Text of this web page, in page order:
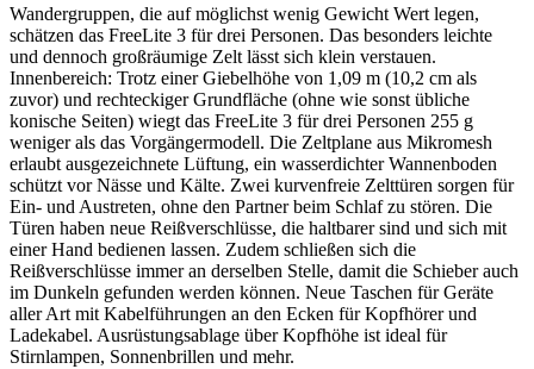
Wandergruppen, die auf möglichst wenig Gewicht Wert legen,
schätzen das FreeLite 3 für drei Personen. Das besonders leichte
und dennoch großräumige Zelt lässt sich klein verstauen.
Innenbereich: Trotz einer Giebelhöhe von 1,09 m (10,2 cm als
zuvor) und rechteckiger Grundfläche (ohne wie sonst übliche
konische Seiten) wiegt das FreeLite 3 für drei Personen 255 g
weniger als das Vorgängermodell. Die Zeltplane aus Mikromesh
erlaubt ausgezeichnete Lüftung, ein wasserdichter Wannenboden
schützt vor Nässe und Kälte. Zwei kurvenfreie Zelttüren sorgen für
Ein- und Austreten, ohne den Partner beim Schlaf zu stören. Die
Türen haben neue Reißverschlüsse, die haltbarer sind und sich mit
einer Hand bedienen lassen. Zudem schließen sich die
Reißverschlüsse immer an derselben Stelle, damit die Schieber auch
im Dunkeln gefunden werden können. Neue Taschen für Geräte
aller Art mit Kabelführungen an den Ecken für Kopfhörer und
Ladekabel. Ausrüstungsablage über Kopfhöhe ist ideal für
Stirnlampen, Sonnenbrillen und mehr.